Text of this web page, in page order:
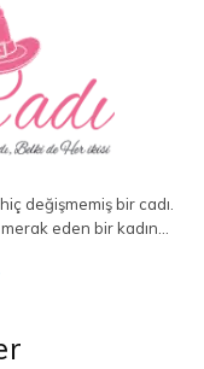
değişmemiş bir cadı.
eden bir kadın…